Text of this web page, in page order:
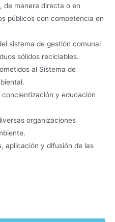
de manera directa o en
públicos con competencia en
sistema de gestión comunal
sólidos reciclables.
al Sistema de
y educación
organizaciones
aplicación y difusión de las